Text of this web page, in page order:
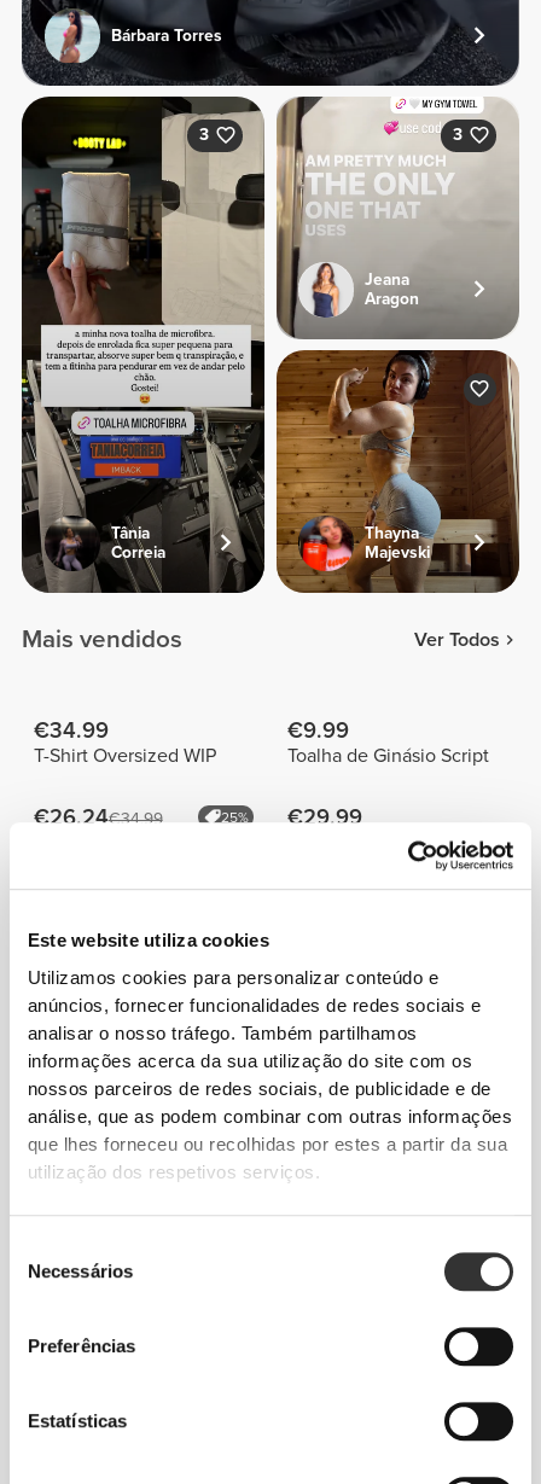
Este website utiliza cookies
Utilizamos cookies para personalizar conteúdo e
anúncios, fornecer funcionalidades de redes sociais e
analisar o nosso tráfego. Também partilhamos
informações acerca da sua utilização do site com os
nossos parceiros de redes sociais, de publicidade e de
análise, que as podem combinar com outras informações
que lhes forneceu ou recolhidas por estes a partir da sua
utilização dos respetivos serviços.
Necessários
Preferências
Estatísticas
Bárbara Torres
3
Tânia
Correia
3
Jeana
Aragon
Thayna
Majevski
Mais vendidos Ver Todos
€34.99
T-Shirt Oversized WIP
€9.99
Toalha de Ginásio Script
€26.24€34.99 25%
Perfect FX
€29.99
Calções Médios de
Cintura Alta Peach
Perfect
Informação e Cuidados
A Toalha de Microfibra Workout - Cinzento é muito
compacta, de secagem rápida e absorve mais de três
vezes o seu próprio peso em água. Atira-a por cima
do ombro, não esperes mais!
Ver tabela de medidas na descrição.
Composição
Fabricado em Portugal